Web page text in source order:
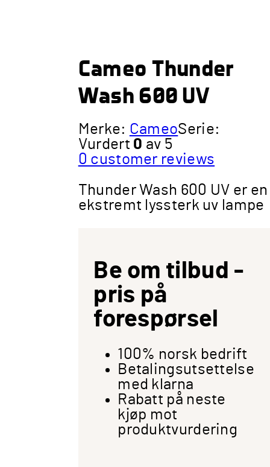
Cameo Thunder
Wash 600 UV
Merke: CameoSerie:
Vurdert 0 av 5
0 customer reviews
Thunder Wash 600 UV er en
ekstremt lyssterk uv lampe
Be om tilbud -
pris på
forespørsel
100% norsk bedrift
Betalingsutsettelse
med klarna
Rabatt på neste
kjøp mot
produktvurdering